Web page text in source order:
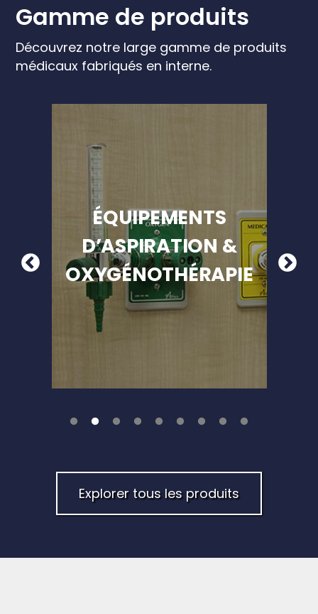
Gamme de produits
Découvrez notre large gamme de produits
médicaux fabriqués en interne.
ÉQUIPEMENTS
D’ASPIRATION &
OXYGÉNOTHÉRAPIE
Explorer tous les produits